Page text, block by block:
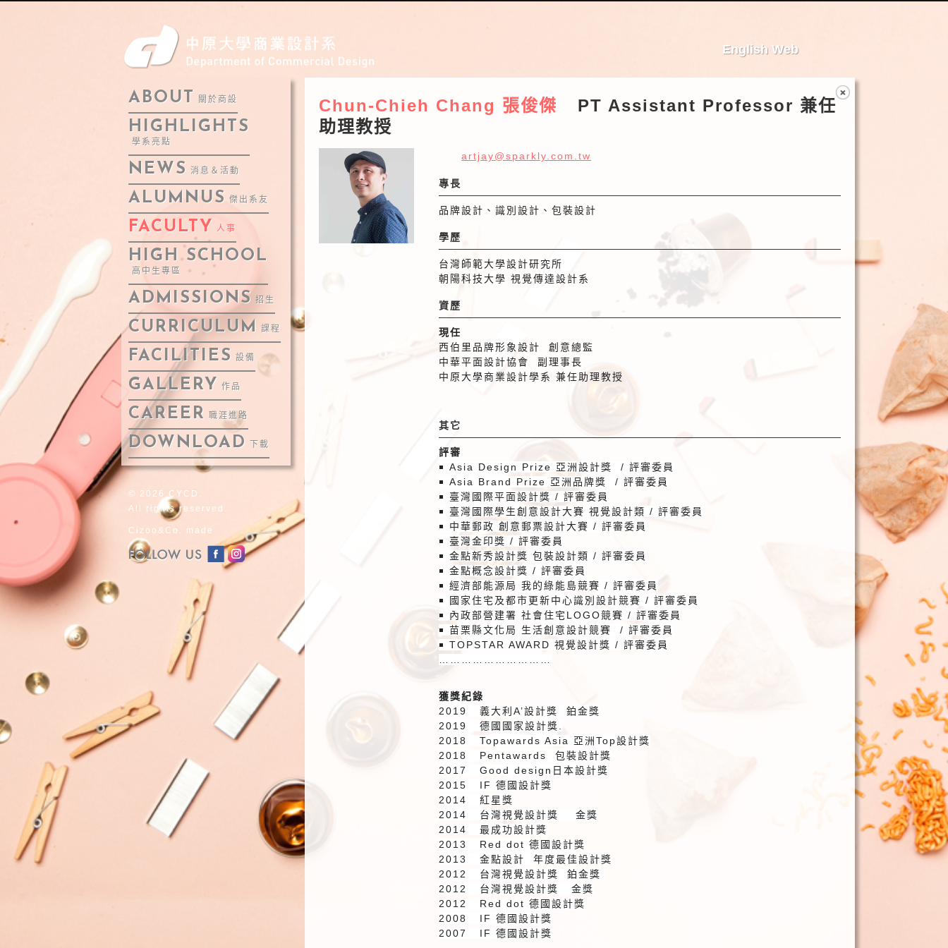
English Web
ABOUT 關於商設
HIGHLIGHTS
學系亮點
NEWS 消息＆活動
ALUMNUS 傑出系友
FACULTY 人事
HIGH SCHOOL
高中生專區
ADMISSIONS 招生
CURRICULUM 課程
FACILITIES 設備
GALLERY 作品
CAREER 職涯進路
DOWNLOAD 下載
Chun-Chieh Chang 張俊傑
PT Assistant Professor 兼任
助理教授
artjay@sparkly.com.tw
專長
品牌設計、識別設計、包裝設計
學歷
台灣師範大學設計研究所
朝陽科技大學 視覺傳達設計系
資歷
現任
西伯里品牌形象設計
創意總監
中華平面設計協會
副理事長
中原大學商業設計學系 兼任助理教授
其它
評審
￭ Asia Design Prize 亞洲設計獎 /評審委員
￭ Asia Brand Prize 亞洲品牌獎 /評審委員
￭
臺灣國際平面設計獎 /評審委員
￭
臺灣國際學生創意設計大賽 視覺設計類 /評審委員
￭
中華郵政 創意郵票設計大賽 /評審委員
￭
臺灣金印獎 /評審委員
￭ 金點新秀設計獎 包裝設計類 /評審委員
￭ 金點概念設計獎 /評審委員
￭ 經濟部能源局 我的綠能島競賽 /評審委員
￭
國家住宅及都市更新中心識別設計競賽 /評審委員
￭
內政部營建署 社會住宅 LOGO競賽 /評審委員
￭ 苗栗縣文化局 生活創意設計競賽 /評審委員
￭ TOPSTAR AWARD視覺設計獎 /評審委員
獲獎紀錄
2019義大利A’設計獎
鉑金獎
2019德國國家設計獎
2018 Topawards Asia 亞洲Top設計獎
2018 Pentawards包裝設計獎
2017 Good design 日本設計獎
2015 IF德國設計獎
2014紅星獎
2014 台灣視覺設計獎
金獎
2014最成功設計獎
2013 Red dot德國設計獎
2013金點設計
年度最佳設計獎
2012 台灣視覺設計獎
鉑金獎
2012 台灣視覺設計獎
金獎
2012 Red dot德國設計獎
2008 IF德國設計獎
2007 IF德國設計獎
© 2026 CYCD.
All rights reserved.
Cizoo&Co. made